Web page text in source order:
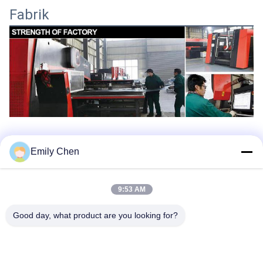
Fabrik
1. 1500 m2 Produktionsstätte
2Normalisierte Operation.
Emily Chen
9:53 AM
Good day, what product are you looking for?